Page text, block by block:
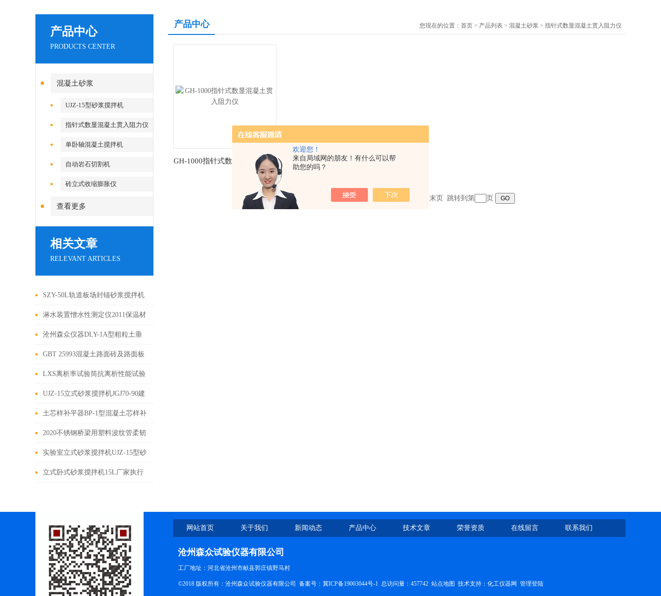
欢迎您！
来自局域网的朋友！有什么可以帮
助您的吗？
产品中心
PRODUCTS CENTER
混凝土砂浆
UJZ-15型砂浆搅拌机
指针式数显混凝土贯入阻力仪
单卧轴混凝土搅拌机
自动岩石切割机
砖立式收缩膨胀仪
查看更多
相关文章
RELEVANT ARTICLES
SZY-50L轨道板场封锚砂浆搅拌机
使用方法
淋水装置憎水性测定仪2011保温材
料憎水率实验仪
沧州森众仪器DLY-1A型粗粒土垂
直渗透变形仪欢迎咨询
GBT 25993混凝土路面砖及路面板
透水系数构造原理
LXS离析率试验筒抗离析性能试验
筛容器试验范围
UJZ-15立式砂浆搅拌机JGJ70-90建
设沙浆基本性能试验方法标准
土芯样补平器BP-1型混凝土芯样补
平仪主要用途
2020不锈钢桥梁用塑料波纹管柔韧
性检测仪
实验室立式砂浆搅拌机UJZ-15型砂
浆搅拌机操作规范
立式卧式砂浆搅拌机15L厂家执行
产品中心 您现在的位置： 首页 > 产品列表 > 混凝土砂浆 > 指针式数显混凝土贯入阻力仪
GH-1000指针式数显混凝土贯入
共 1 条记录，当前 1 / 1 页 首页 上一页 下一页 末页 跳转到第 页
网站首页 关于我们 新闻动态 产品中心 技术文章 荣誉资质 在线留言 联系我们
沧州森众试验仪器有限公司
工厂地址：河北省沧州市献县郭庄镇野马村
©2018 版权所有：沧州森众试验仪器有限公司 备案号： 冀ICP备19003044号-1 总访问量：457742 站点地图 技术支持： 化工仪器网 管理登陆